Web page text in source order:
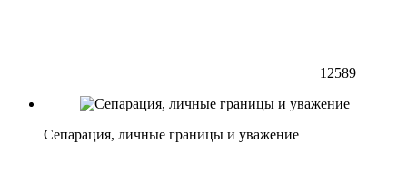
12589
Сепарация, личные границы и уважение